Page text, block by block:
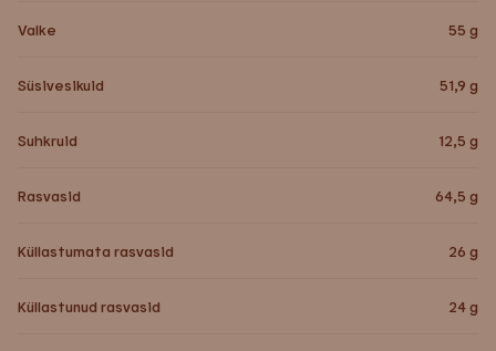
Valke 55 g
Süsivesikuid 51,9 g
Suhkruid 12,5 g
Rasvasid 64,5 g
Küllastumata rasvasid 26 g
Küllastunud rasvasid 24g